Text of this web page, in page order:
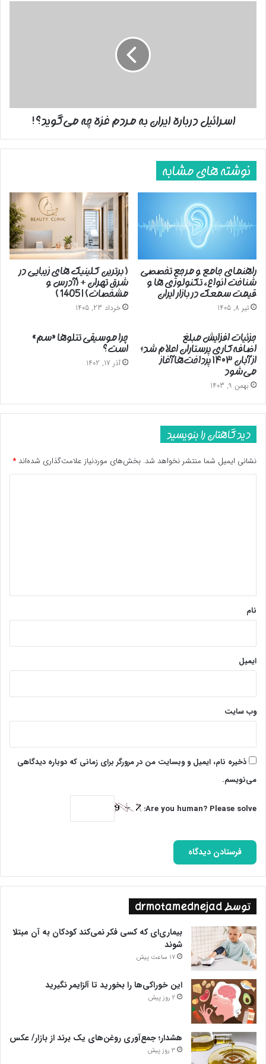
اسرائیل درباره ایران به مردم غزه چه می‌گوید؟!
نوشته های مشابه
راهنمای جامع و مرجع تخصصی
شناخت انواع، تکنولوژی ها و
قیمت سمعک در بازار ایران
تیر 8, 1405
( برترین کلینیک های زیبایی در
شرق تهران + (آدرس و
مشخصات) | 1405 )
خرداد 23, 1405
جزئیات افزایش مبلغ
اضافه‌کاری پرستاران اعلام شد؛
از آبان ۱۴۰۳ پرداخت‌ها آغاز
می‌شود
بهمن 9, 1403
چرا موسیقی تتلوها «سم»
است؟
آذر 17, 1402
دیدگاهتان را بنویسید
نشانی ایمیل شما منتشر نخواهد شد. بخش‌های موردنیاز علامت‌گذاری شده‌اند *
نام
ایمیل
وب‌ سایت
ذخیره نام، ایمیل و وبسایت من در مرورگر برای زمانی که دوباره دیدگاهی
می‌نویسم.
Are you human? Please solve:
توسط drmotamednejad
بیماری‌ای که کسی فکر نمی‌کند کودکان به آن مبتلا
شوند
17 ساعت پیش
این خوراکی‌ها را بخورید تا آلزایمر نگیرید
2 روز پیش
هشدار؛ جمع‌آوری روغن‌های یک برند از بازار/ عکس
3 روز پیش